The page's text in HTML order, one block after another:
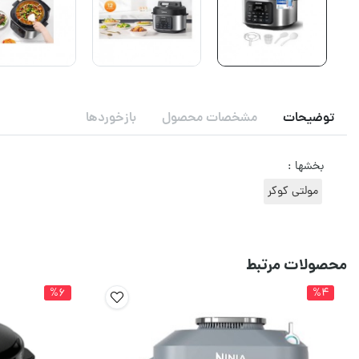
توضیحات مشخصات محصول بازخوردها
بخشها :
مولتی کوکر
محصولات مرتبط
%4
%6